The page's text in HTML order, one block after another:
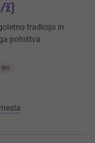
ž)
tradicijo in
pohištva.
dni